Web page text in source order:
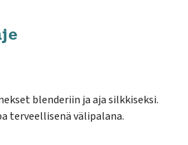
blenderiin ja aja silkkiseksi.
terveellisenä välipalana.